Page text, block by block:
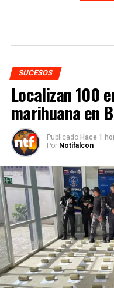
SUCESOS
Localizan 100
marihuana en
Publicado Hace 1
Por Notifalcon